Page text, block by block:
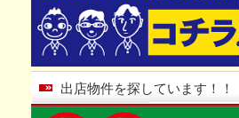
出店物件を探しています！！